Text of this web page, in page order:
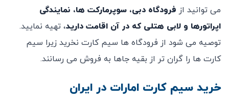
می توانید از فرودگاه دبی، سوپرمارکت ها، نمایندگی
اپراتورها و لابی هتلی که در آن اقامت دارید، تهیه نمایید.
توصیه می شود از فرودگاه ها سیم کارت نخرید زیرا سیم
کارت ها را گران تر از بقیه جاها به فروش می رسانند.
خرید سیم کارت امارات در ایران